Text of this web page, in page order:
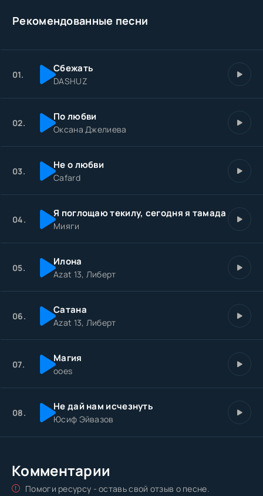
сбежать, исчезнуть от любви, ведь это пытка!
внутри нас пустота!
Боль паутиной кружит и дурманит твоё молчание
сейчас так сильно ранит.
Рекомендованные песни
01. Сбежать
DASHUZ
02. По любви
Оксана Джелиева
03. Не о любви
Cafard
04. Я поглощаю текилу, сегодня я тамада
Мияги
05. Илона
Azat 13, Либерт
06. Сатана
Azat 13, Либерт
07. Магия
ooes
08. Не дай нам исчезнуть
Юсиф Эйвазов
Комментарии
Помоги ресурсу - оставь свой отзыв о песне.